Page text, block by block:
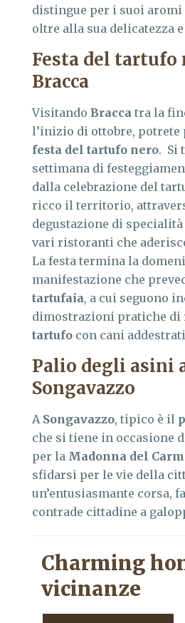
distingue per i suoi
oltre alla sua delicatezza
Festa del tartufo
Bracca
Visitando Bracca tra la
l’inizio di ottobre, potrete
festa del tartufo nero. Si
settimana di
dalla celebrazione del
ricco il territorio,
degustazione di
vari ristoranti che
La festa termina la
manifestazione che
tartufaia, a cui seguono
dimostrazioni pratiche di
tartufo con cani
Palio degli asini
Songavazzo
A Songavazzo, tipico è il
che si tiene in occasione
per la Madonna del
sfidarsi per le vie della
un’entusiasmante corsa,
contrade cittadine a
Charming
vicinanze